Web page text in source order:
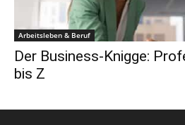
Arbeitsleben & Beruf
Der Business-Knigge:
bis Z